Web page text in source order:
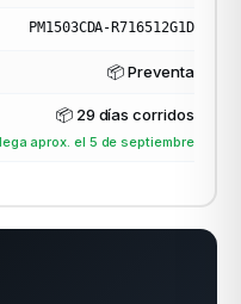
PM1503CDA-R716512G1D
📦 Preventa
📦 29 días corridos
aprox. el 5 de septiembre